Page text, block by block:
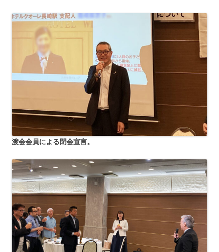
渡会会員による閉会宣言。